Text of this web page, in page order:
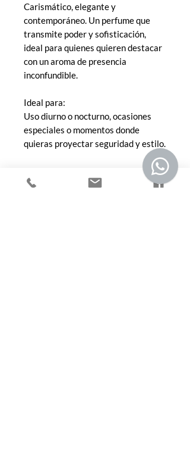
Carismático, elegante y
contemporáneo. Un perfume que
transmite poder y sofisticación,
ideal para quienes quieren destacar
con un aroma de presencia
inconfundible.
Ideal para:
Uso diurno o nocturno, ocasiones
especiales o momentos donde
quieras proyectar seguridad y estilo.